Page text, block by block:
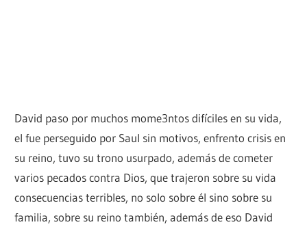
David paso por muchos mome3ntos difíciles en su vida,
el fue perseguido por Saul sin motivos, enfrento crisis en
su reino, tuvo su trono usurpado, además de cometer
varios pecados contra Dios, que trajeron sobre su vida
consecuencias terribles, no solo sobre él sino sobre su
familia, sobre su reino también, además de eso David